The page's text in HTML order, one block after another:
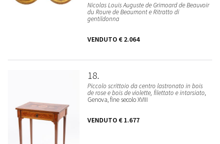
Nicolas Louis Auguste de Grimoard de Beauvoir
du Roure de Beaumont e Ritratto di
gentildonna
VENDUTO € 2.064
18
Piccolo scrittoio da centro lastronato in bois
de rose e bois de violette, filettato e intarsiato,
Genova, fine secolo XVIII
VENDUTO € 1.677